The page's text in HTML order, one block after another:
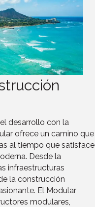
desarrollo con la
ofrece un camino que
al tiempo que satisface
Desde la
infraestructuras
la construcción
El Modular
modulares,